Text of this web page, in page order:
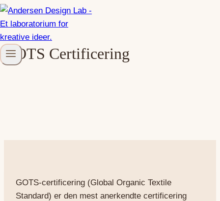
Fortsæt
til
indhold
GOTS Certificering
GOTS-certificering (Global Organic Textile
Standard) er den mest anerkendte certificering